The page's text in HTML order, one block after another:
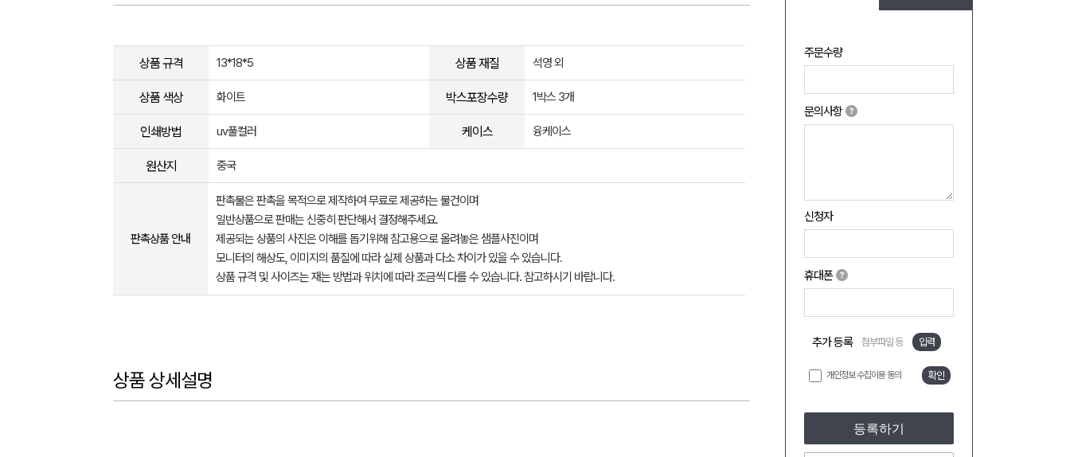
주문수량
문의사항
신청자
휴대폰
추가 등록 첨부파일 등 입력
개인정보 수집이용 동의 확인
등록하기
상품 규격 13*18*5 상품 재질 석영 외
상품 색상 화이트 박스포장수량 1박스 3개
인쇄방법 uv풀컬러 케이스 융케이스
원산지 중국
판촉상품 안내
판촉물은 판촉을 목적으로 제작하여 무료로 제공하는 물건이며
일반상품으로 판매는 신중히 판단해서 결정해주세요.
제공되는 상품의 사진은 이해를 돕기위해 참고용으로 올려놓은 샘플사진이며
모니터의 해상도, 이미지의 품질에 따라 실제 상품과 다소 차이가 있을 수 있습니다.
상품 규격 및 사이즈는 재는 방법과 위치에 따라 조금씩 다를 수 있습니다. 참고하시기 바랍니다.
상품 상세설명